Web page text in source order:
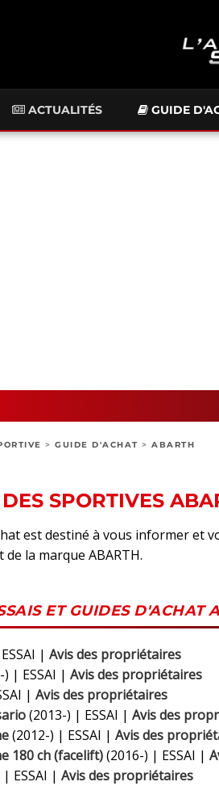
ACTUALITÉS GUIDE
> GUIDE D'ACHAT > ABARTH
SPORTIVES
est destiné à vous informer et
la marque ABARTH.
ET GUIDES D'ACHAT
| Avis des propriétaires
| ESSAI | Avis des propriétaires
| Avis des propriétaires
(2013-) | ESSAI | Avis des
(2012-) | ESSAI | Avis des
180 ch (facelift)(2016-) | ESSAI |
ESSAI | Avis des propriétaires